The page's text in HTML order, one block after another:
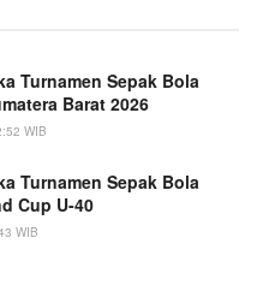
Turnamen Sepak Bola
Barat 2026
WIB
Turnamen Sepak Bola
Cup U-40
WIB